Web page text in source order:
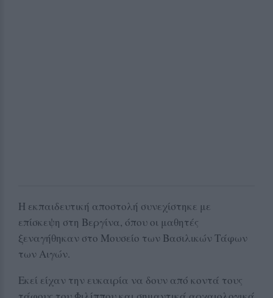
Η εκπαιδευτική αποστολή συνεχίστηκε με
επίσκεψη στη Βεργίνα, όπου οι μαθητές
ξεναγήθηκαν στο Μουσείο των Βασιλικών Τάφων
των Αιγών.
Εκεί είχαν την ευκαιρία να δουν από κοντά τους